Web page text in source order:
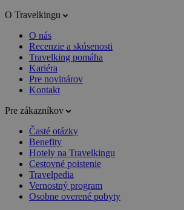
O Travelkingu
O nás
Recenzie a skúsenosti
Travelking pomáha
Kariéra
Pre novinárov
Kontakt
Pre zákazníkov
Časté otázky
Benefity
Hotely na Travelkingu
Cestovné poistenie
Travelpedia
Vernostný program
Osobne overené pobyty